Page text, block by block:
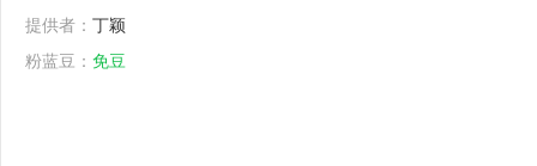
提供者： 丁颖
粉蓝豆： 免豆